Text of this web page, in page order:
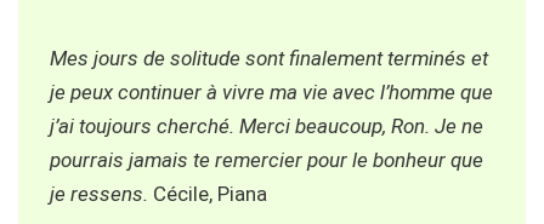
Mes jours de solitude sont finalement terminés et
je peux continuer à vivre ma vie avec l’homme que
j’ai toujours cherché. Merci beaucoup, Ron. Je ne
pourrais jamais te remercier pour le bonheur que
je ressens. Cécile, Piana